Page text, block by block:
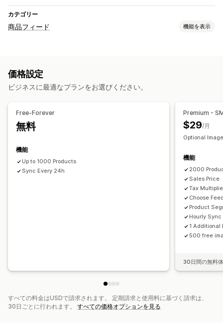
カテゴリー
商品フィード 機能を表示
カスタムラベル
ローカライズされたフィード 複数通貨 複数言語
フィード管理
商品の同期
スケジュールによる同期
GTIN管理 フィードの最適化
価格設定
ビジネスに最適なプランをお選びください。
Free-Forever
無料
機能
Up to 1000 Products
Sync Every 24h
Premium -
$29/月
Optional
機能
2000
Sales Price
Tax
Choose
Product
Hourly
1 Additional
500 free
30日間の無料
すべての料金はUSDで請求されます。 定期請求と使用料に基づく請求は、
30日ごとに行われます。 すべての価格オプションを見る